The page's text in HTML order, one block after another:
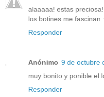
alaaaaa! estas
los botines me fascinan
Responder
Anónimo 9 de octubre
muy bonito y ponible el
Responder